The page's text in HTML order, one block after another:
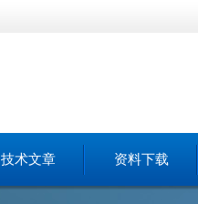
技术文章 资料下载